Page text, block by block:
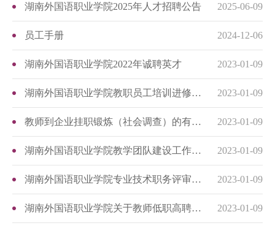
湖南外国语职业学院2025年人才招聘公告 2025-06-09
员工手册 2024-12-06
湖南外国语职业学院2022年诚聘英才 2023-01-09
湖南外国语职业学院教职员工培训进修管理办法 2023-01-09
教师到企业挂职锻炼（社会调查）的有关规定 2023-01-09
湖南外国语职业学院教学团队建设工作实施办法 2023-01-09
湖南外国语职业学院专业技术职务评审及推荐条件细则 2023-01-09
湖南外国语职业学院关于教师低职高聘的暂行规定 2023-01-09